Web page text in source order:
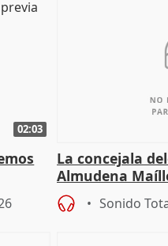
02:03
La concejala
Almudena
'Nuevas
Sonido